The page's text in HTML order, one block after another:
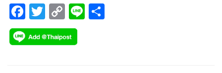
F
ac
e
T
wi
tt
C
o
p
Li